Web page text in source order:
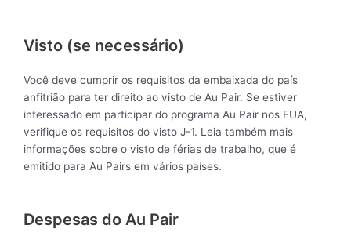
Visto (se necessário)
Você deve cumprir os requisitos da embaixada do país
anfitrião para ter direito ao visto de Au Pair. Se estiver
interessado em participar do programa Au Pair nos EUA,
verifique os requisitos do visto J-1. Leia também mais
informações sobre o visto de férias de trabalho, que é
emitido para Au Pairs em vários países.
Despesas do Au Pair